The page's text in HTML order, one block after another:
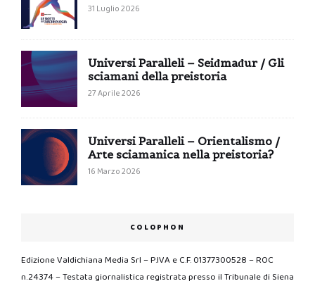
31 Luglio 2026
Universi Paralleli – Seiđmađur / Gli
sciamani della preistoria
27 Aprile 2026
Universi Paralleli – Orientalismo /
Arte sciamanica nella preistoria?
16 Marzo 2026
COLOPHON
Edizione Valdichiana Media Srl – P.IVA e C.F. 01377300528 – ROC
n.24374 – Testata giornalistica registrata presso il Tribunale di Siena